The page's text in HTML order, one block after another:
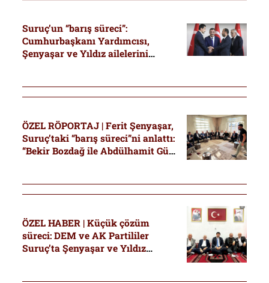
Suruç’un “barış süreci”:
Cumhurbaşkanı Yardımcısı,
Şenyaşar ve Yıldız ailelerini
ÖZEL RÖPORTAJ | Ferit Şenyaşar,
Suruç’taki “barış süreci”ni anlattı:
“Bekir Bozdağ ile Abdülhamit Gül,
ÖZEL HABER | Küçük çözüm
süreci: DEM ve AK Partililer
Suruç’ta Şenyaşar ve Yıldız